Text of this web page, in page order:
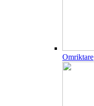
Omriktare